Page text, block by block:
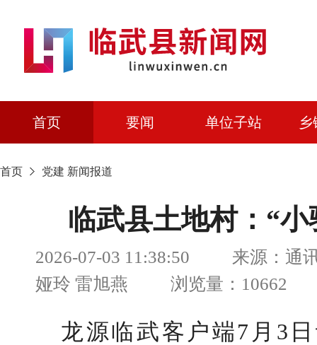
首页 要闻 单位子站
首页 党建 新闻报道
临武县土地村：“
2026-07-03 11:38:50 来源：通讯
娅玲 雷旭燕 浏览量：10662
龙源临武客户端7月3